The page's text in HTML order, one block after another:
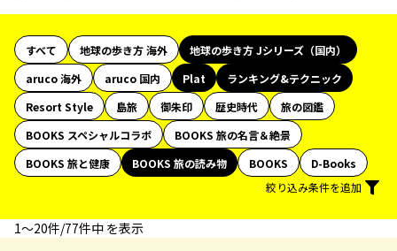
すべて 地球の歩き方 海外
地球の歩き方 Jシリーズ（国内）
aruco 海外
aruco 国内 Plat
ランキング&テクニック
Resort Style
島旅 御朱印 歴史時代
旅の図鑑
BOOKS スペシャルコラボ
BOOKS 旅の名言＆絶景
BOOKS 旅と健康
BOOKS 旅の読み物 BOOKS
D-Books
絞り込み条件を追加
1〜20件/77件中 を表示